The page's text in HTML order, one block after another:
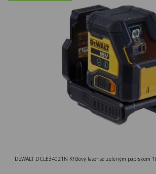
DeWALT DCLE34021N Křížový laser se zeleným paprskem